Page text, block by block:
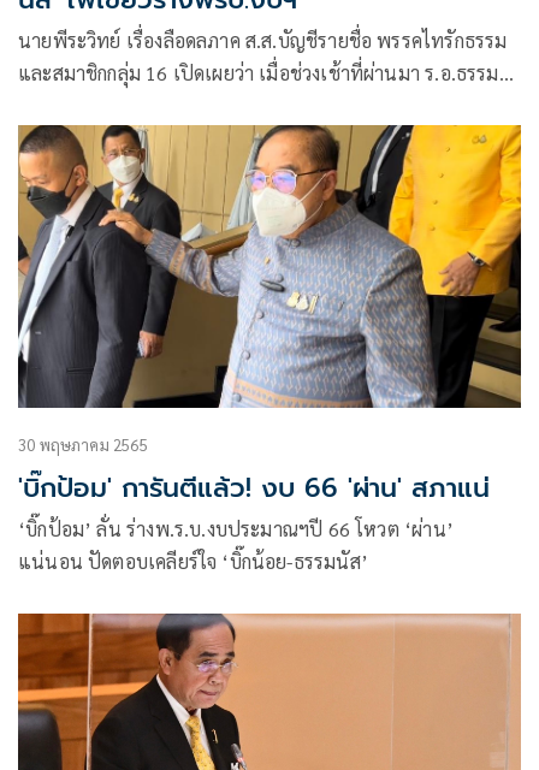
นายพีระวิทย์ เรื่องลือดลภาค ส.ส.บัญชีรายชื่อ พรรคไทรักธรรม
และสมาชิกกลุ่ม 16 เปิดเผยว่า เมื่อช่วงเช้าที่ผ่านมา ร.อ.ธรรม
30 พฤษภาคม 2565
'บิ๊กป้อม' การันตีแล้ว! งบ 66 'ผ่าน' สภาแน่
‘บิ๊กป้อม’ ลั่น ร่างพ.ร.บ.งบประมาณฯปี 66 โหวต ‘ผ่าน’
แน่นอน ปัดตอบเคลียร์ใจ ‘บิ๊กน้อย-ธรรมนัส’